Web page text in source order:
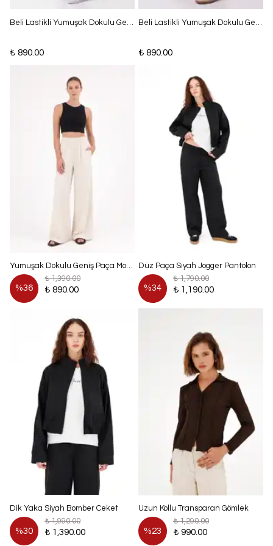
Beli Lastikli Yumuşak Dokulu Geniş Paça Pantolon - Lacivert
₺ 890.00
Beli Lastikli Yumuşak Dokulu Geniş Paça Pantolon - Kahverengi
₺ 890.00
%36
₺ 1,390.00
₺ 890.00
Düz Paça Siyah Jogger Pantolon
%34
₺ 1,790.00
₺ 1,190.00
Dik Yaka Siyah Bomber Ceket
%30
₺ 1,990.00
₺ 1,390.00
Uzun Kollu Transparan Gömlek
%23
₺ 1,290.00
₺ 990.00